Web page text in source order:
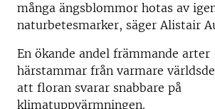
många ängsblommor hotas av
naturbetesmarker, säger Alistair
En ökande andel främmande
härstammar från varmare
att floran svarar snabbare på
klimatuppvärmningen.